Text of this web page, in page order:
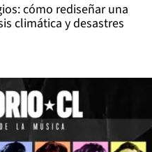
cómo rediseñar una
climática y desastres